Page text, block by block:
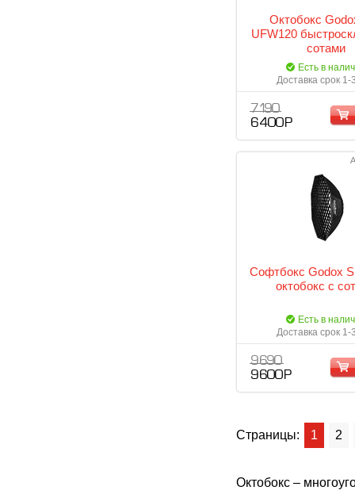
Октобокс
UFW120
сотами
Есть в
Доставка срок 1-
7 190
6 400 Р
Софтбокс Godox
октобокс с
Есть в
Доставка срок 1-
9 690
9 600 Р
Страницы: 1 2
Октобокс –